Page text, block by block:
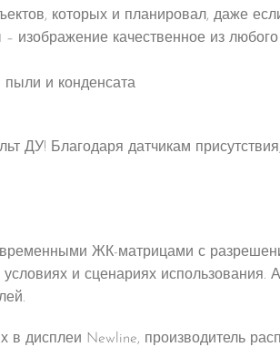
которых и планировал, даже
изображение качественное из
пыли и конденсата
ДУ! Благодаря датчикам
ЖК-матрицами с
и сценариях использования.
дисплеи Newline, производитель